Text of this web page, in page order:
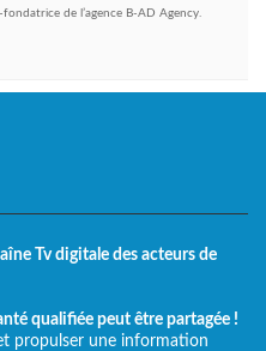
de l’agence B-AD Agency.
Tv digitale des acteurs de
qualifiée peut être partagée !
propulser une information